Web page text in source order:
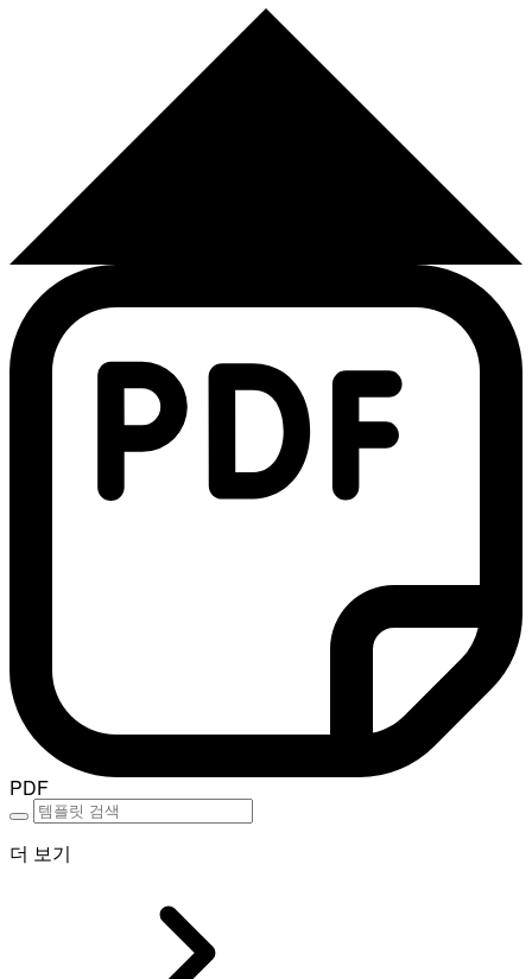
PDF
더 보기